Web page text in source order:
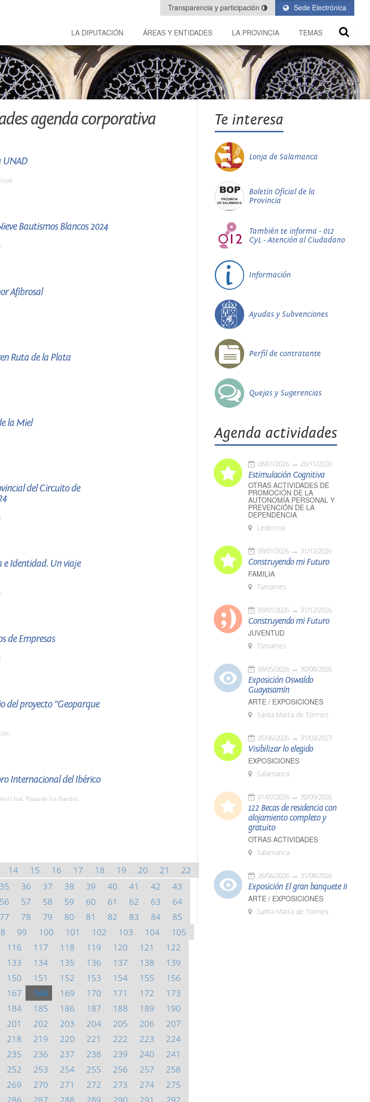
Sede Electrónica
Transparencia y participación
LA DIPUTACIÓN ÁREAS Y ENTIDADES LA PROVINCIA TEMAS
agenda corporativa
UNAD
Bautismos Blancos 2024
Afibrosal
Ruta de la Plata
la Miel
del Circuito de
Identidad. Un viaje
de Empresas
del proyecto "Geoparque
Internacional del Ibérico
Usal. Plaza de los Bandos
14 15 16 17 18 19 20 21
22
35 36 37 38 39 40 41 42
43
56 57 58 59 60 61 62 63
64
77 78 79 80 81 82 83 84
85
99 100 101 102 103 104
105
116 117 118 119 120 121
122
133 134 135 136 137 138
139
150 151 152 153 154 155
156
167 168 169 170 171 172
173
184 185 186 187 188 189
190
201 202 203 204 205 206
207
218 219 220 221 222 223
224
235 236 237 238 239 240
241
252 253 254 255 256 257
258
269 270 271 272 273 274
275
Te interesa
Lonja de Salamanca
Boletín Oficial de la
Provincia
También te informa - 012
CyL - Atención al Ciudadano
Información
Ayudas y Subvenciones
Perfil de contratante
Quejas y Sugerencias
Agenda actividades
08/01/2026 26/11/2026
Estimulación Cognitiva
OTRAS ACTIVIDADES DE
PROMOCIÓN DE LA
AUTONOMÍA PERSONAL Y
PREVENCIÓN DE LA
DEPENDENCIA
Ledesma
09/01/2026 31/12/2026
Construyendo mi Futuro
FAMILIA
Tamames
09/01/2026 31/12/2026
Construyendo mi Futuro
JUVENTUD
Tamames
08/05/2026 30/08/2026
Exposición Oswaldo
Guayasamín
ARTE / EXPOSICIONES
Santa Marta de Tormes
05/06/2026 31/03/2027
Visibilizar lo elegido
EXPOSICIONES
Salamanca
01/07/2026 30/09/2026
122 Becas de residencia con
alojamiento completo y
gratuito
OTRAS ACTIVIDADES
Salamanca
26/06/2026 31/08/2026
Exposición El gran banquete II
ARTE / EXPOSICIONES
Santa Marta de Tormes